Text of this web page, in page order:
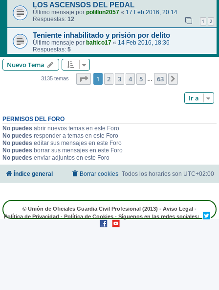
LOS ASCENSOS DEL PEDAL
Último mensaje por polillon2057 « 17 Feb 2016, 20:14
Respuestas: 12 1 2
Teniente inhabilitado y prisión por delito
Último mensaje por baltico17 « 14 Feb 2016, 18:36
Respuestas: 5
Nuevo Tema
3135 temas Página de 63
1 2 3 4 5 63
Ir a
PERMISOS DEL FORO
No puedes abrir nuevos temas en este Foro
No puedes responder a temas en este Foro
No puedes editar sus mensajes en este Foro
No puedes borrar sus mensajes en este Foro
No puedes enviar adjuntos en este Foro
Índice general Todos los horarios son UTC+02:00
Borrar cookies
© Unión de Oficiales Guardia Civil Profesional (2013) - Aviso Legal -
Política de Privacidad - Política de Cookies - Síguenos en las redes sociales: